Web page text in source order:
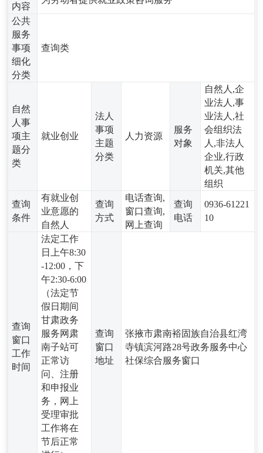
内容
公共
服务
事项
细化
分类
查询类
自然
人事
项主
题分
类
就业创业
法人
事项
主题
分类
人力资源
服务
对象
自然人,企
业法人,事
业法人,社
会组织法
人,非法人
企业,行政
机关,其他
组织
查询
条件
有就业创
业意愿的
自然人
查询
方式
电话查询,
窗口查询,
网上查询
查询
电话
0936-61221
10
查询
窗口
工作
时间
法定工作
日上午8:30
-12:00，下
午2:30-6:00
（法定节
假日期间
甘肃政务
服务网肃
南子站可
正常访
问、注册
和申报业
务，网上
受理审批
工作将在
节后正常
查询
窗口
地址
张掖市肃南裕固族自治县红湾
寺镇滨河路28号政务服务中心
社保综合服务窗口